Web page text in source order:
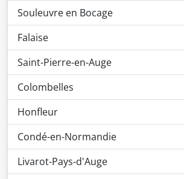
Souleuvre en Bocage
Falaise
Saint-Pierre-en-Auge
Colombelles
Honfleur
Condé-en-Normandie
Livarot-Pays-d'Auge